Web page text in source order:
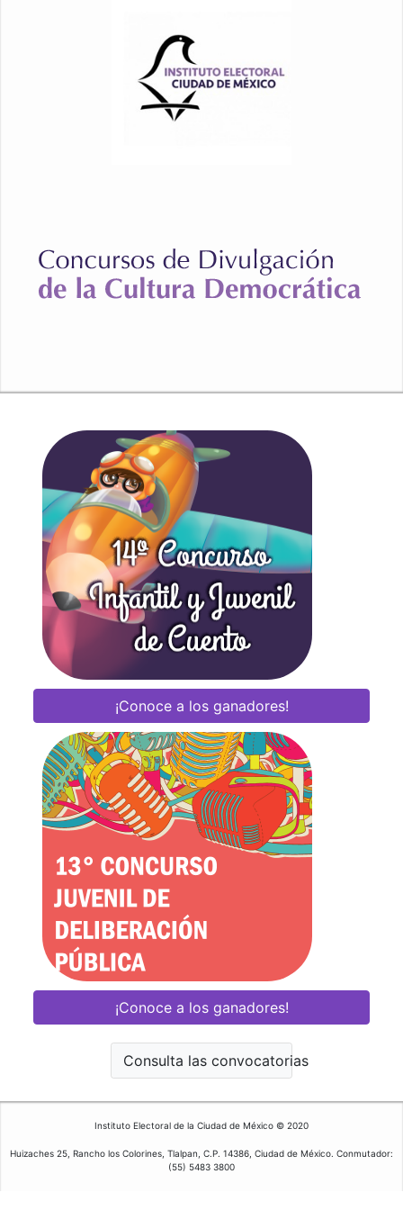
¡Conoce a los ganadores!
¡Conoce a los ganadores!
Consulta las convocatorias
Instituto Electoral de la Ciudad de México © 2020
Huizaches 25, Rancho los Colorines, Tlalpan, C.P. 14386, Ciudad de México. Conmutador:
(55) 5483 3800